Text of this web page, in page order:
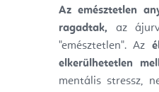
Az emésztetlen
ragadtak, az
"emésztetlen". Az
elkerülhetetlen
mentális stressz,